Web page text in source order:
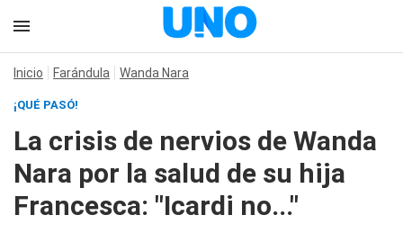
Inicio Farándula Wanda Nara
¡QUÉ PASÓ!
La crisis de nervios de Wanda
Nara por la salud de su hija
Francesca: "Icardi no..."